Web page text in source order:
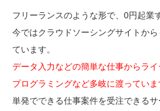
フリーランスのような形で、0円起業
今ではクラウドソーシングサイトか
ています。
データ入力などの簡単な仕事からラ
プログラミングなど多岐に渡っていま
単発でできる仕事案件を受注できる